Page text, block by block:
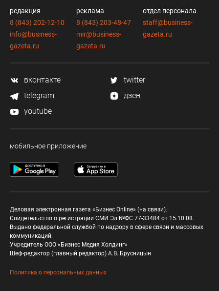
редакция
8 (843) 202-12-10
info@business-
gazeta.ru
реклама
8 (843) 203-48-47
mir@business-
gazeta.ru
отдел персонала
staff@business-
gazeta.ru
вконтакте
twitter
telegram
дзен
youtube
мобильное приложение
Деловая электронная газета «Бизнес Online» (на связи).
Свидетельство о регистрации СМИ Эл №ФС 77-33484 от 15.10.08.
Выдано федеральной службой по надзору в сфере связи и массовых
коммуникаций.
Учредитель ООО «Бизнес Медия Холдинг»
Шеф-редактор (главный редактор) А.В. Брусницын
Политика о персональных данных